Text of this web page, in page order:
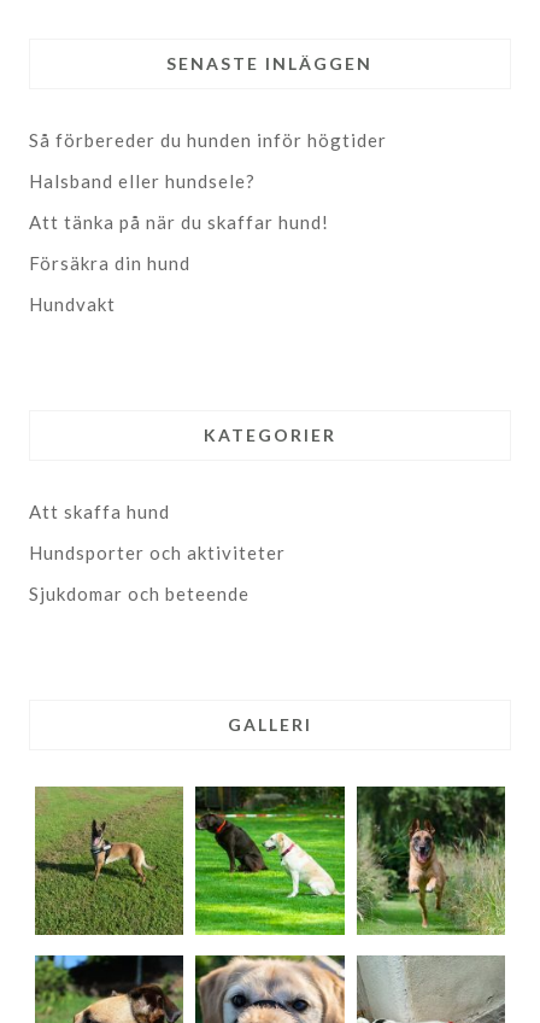
SENASTE INLÄGGEN
Så förbereder du hunden inför högtider
Halsband eller hundsele?
Att tänka på när du skaffar hund!
Försäkra din hund
Hundvakt
KATEGORIER
Att skaffa hund
Hundsporter och aktiviteter
Sjukdomar och beteende
GALLERI